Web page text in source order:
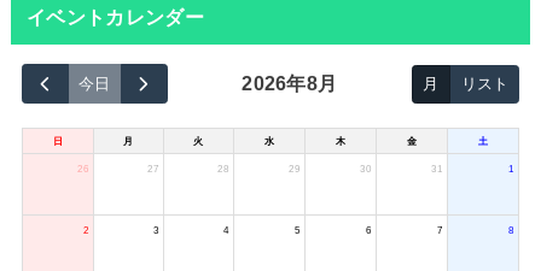
イベントカレンダー
今日 2026年8月 月 リスト
日 月 火 水 木 金 土
26 27 28 29 30 31 1
2 3 4 5 6 7 8